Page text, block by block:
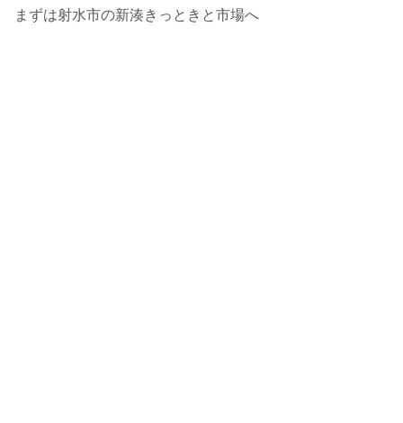
まずは射水市の新湊きっときと市場へ